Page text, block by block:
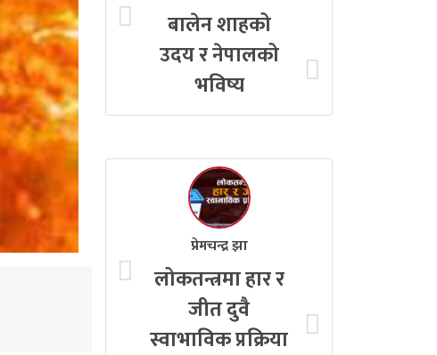
बालेन शाहको
उदय र नेपालको
भविष्य
प्रेमचन्द्र झा
लोकतन्त्रमा हार र
जीत दुवै
स्वाभाविक प्रक्रिया